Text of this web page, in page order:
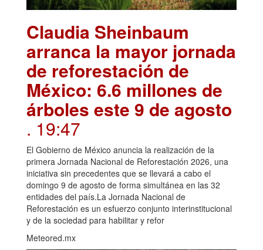
Claudia Sheinbaum
arranca la mayor jornada
de reforestación de
México: 6.6 millones de
árboles este 9 de agosto
. 19:47
El Gobierno de México anuncia la realización de la
primera Jornada Nacional de Reforestación 2026, una
iniciativa sin precedentes que se llevará a cabo el
domingo 9 de agosto de forma simultánea en las 32
entidades del país.La Jornada Nacional de
Reforestación es un esfuerzo conjunto interinstitucional
y de la sociedad para habilitar y refor
Meteored.mx